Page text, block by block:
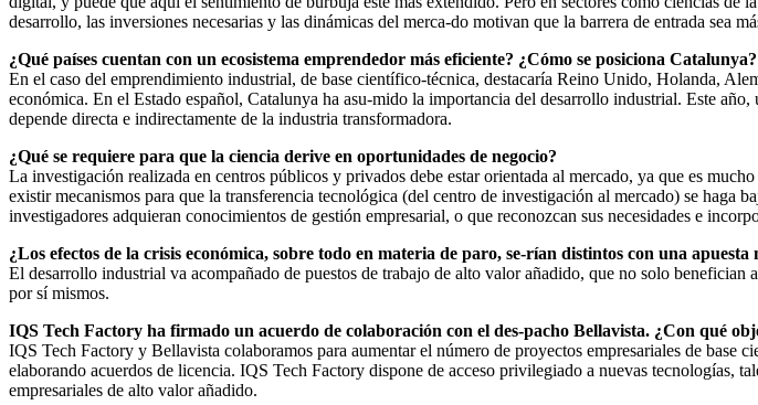
desarrollo, las inversiones necesarias y las dinámicas del merca-do motivan que la barrera de entrada sea
¿Qué países cuentan con un ecosistema emprendedor más eficiente? ¿Cómo se posiciona Catalunya?
En el caso del emprendimiento industrial, de base científico-técnica, destacaría Reino Unido, Holanda,
económica. En el Estado español, Catalunya ha asu-mido la importancia del desarrollo industrial. Este
depende directa e indirectamente de la industria transformadora.
¿Qué se requiere para que la ciencia derive en oportunidades de negocio?
La investigación realizada en centros públicos y privados debe estar orientada al mercado, ya que es
existir mecanismos para que la transferencia tecnológica (del centro de investigación al mercado) se haga
investigadores adquieran conocimientos de gestión empresarial, o que reconozcan sus necesidades e
¿Los efectos de la crisis económica, sobre todo en materia de paro, se-rían distintos con una
El desarrollo industrial va acompañado de puestos de trabajo de alto valor añadido, que no solo
por sí mismos.
IQS Tech Factory ha firmado un acuerdo de colaboración con el des-pacho Bellavista. ¿Con qué
IQS Tech Factory y Bellavista colaboramos para aumentar el número de proyectos empresariales de
elaborando acuerdos de licencia. IQS Tech Factory dispone de acceso privilegiado a nuevas tecnologías,
empresariales de alto valor añadido.